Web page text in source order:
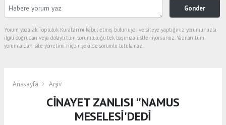
Gonder
Yorum yazarak Topluluk Kuralları’nı kabul etmiş bulunuyor ve siteye yaptığınız yorumunuzla
ilgili doğrudan veya dolaylı tüm sorumluluğu tek başınıza üstleniyorsunuz. Yazılan tüm
yorumlardan site yönetimi hiçbir şekilde sorumlu tutulamaz.
Anasayfa Arşiv
CİNAYET ZANLISI ''NAMUS
MESELESİ'DEDİ